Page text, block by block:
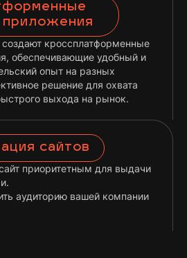
кроссплатформенные
обеспечивающие удобный и
опыт на разных
решение для охвата
выхода на рынок.
сайтов
приоритетным для выдачи
аудиторию вашей компании